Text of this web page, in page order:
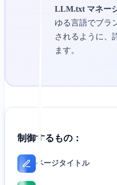
LLM.txt マネー
ゆる言語でブラ
されるように、
ます。
制御するもの：
ページタイトル